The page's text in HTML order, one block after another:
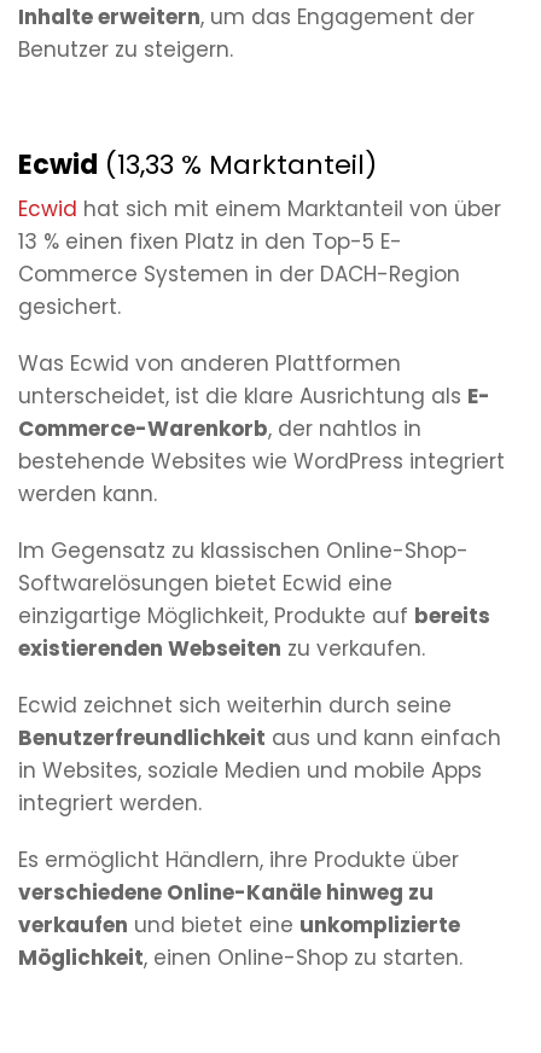
Inhalte erweitern, um das Engagement der
Benutzer zu steigern.
Ecwid (13,33 % Marktanteil)
Ecwid hat sich mit einem Marktanteil von über
13 % einen fixen Platz in den Top-5 E-
Commerce Systemen in der DACH-Region
gesichert.
Was Ecwid von anderen Plattformen
unterscheidet, ist die klare Ausrichtung als E-
Commerce-Warenkorb, der nahtlos in
bestehende Websites wie WordPress integriert
werden kann.
Im Gegensatz zu klassischen Online-Shop-
Softwarelösungen bietet Ecwid eine
einzigartige Möglichkeit, Produkte auf bereits
existierenden Webseiten zu verkaufen.
Ecwid zeichnet sich weiterhin durch seine
Benutzerfreundlichkeit aus und kann einfach
in Websites, soziale Medien und mobile Apps
integriert werden.
Es ermöglicht Händlern, ihre Produkte über
verschiedene Online-Kanäle hinweg zu
verkaufen und bietet eine unkomplizierte
Möglichkeit, einen Online-Shop zu starten.